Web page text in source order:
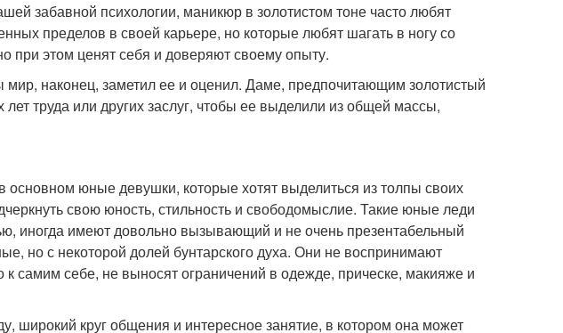
забавной психологии, маникюр в золотистом тоне часто любят
пределов в своей карьере, но которые любят шагать в ногу со
при этом ценят себя и доверяют своему опыту.
мир, наконец, заметил ее и оценил. Даме, предпочитающим золотистый
труда или других заслуг, чтобы ее выделили из общей массы,
основном юные девушки, которые хотят выделиться из толпы своих
свою юность, стильность и свободомыслие. Такие юные леди
иногда имеют довольно вызывающий и не очень презентабельный
но с некоторой долей бунтарского духа. Они не воспринимают
к самим себе, не выносят ограничений в одежде, прическе, макияже и
широкий круг общения и интересное занятие, в котором она может